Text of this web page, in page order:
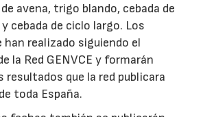
avena, trigo blando, cebada de
cebada de ciclo largo. Los
han realizado siguiendo el
la Red GENVCE y formarán
resultados que la red publicara
toda España.